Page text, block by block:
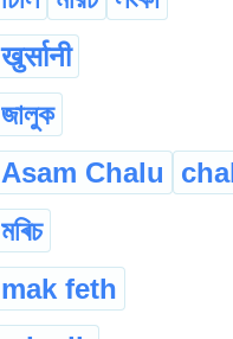
खुर्सानी
জালুক
Asam Chalu
মৰিচ
mak feth